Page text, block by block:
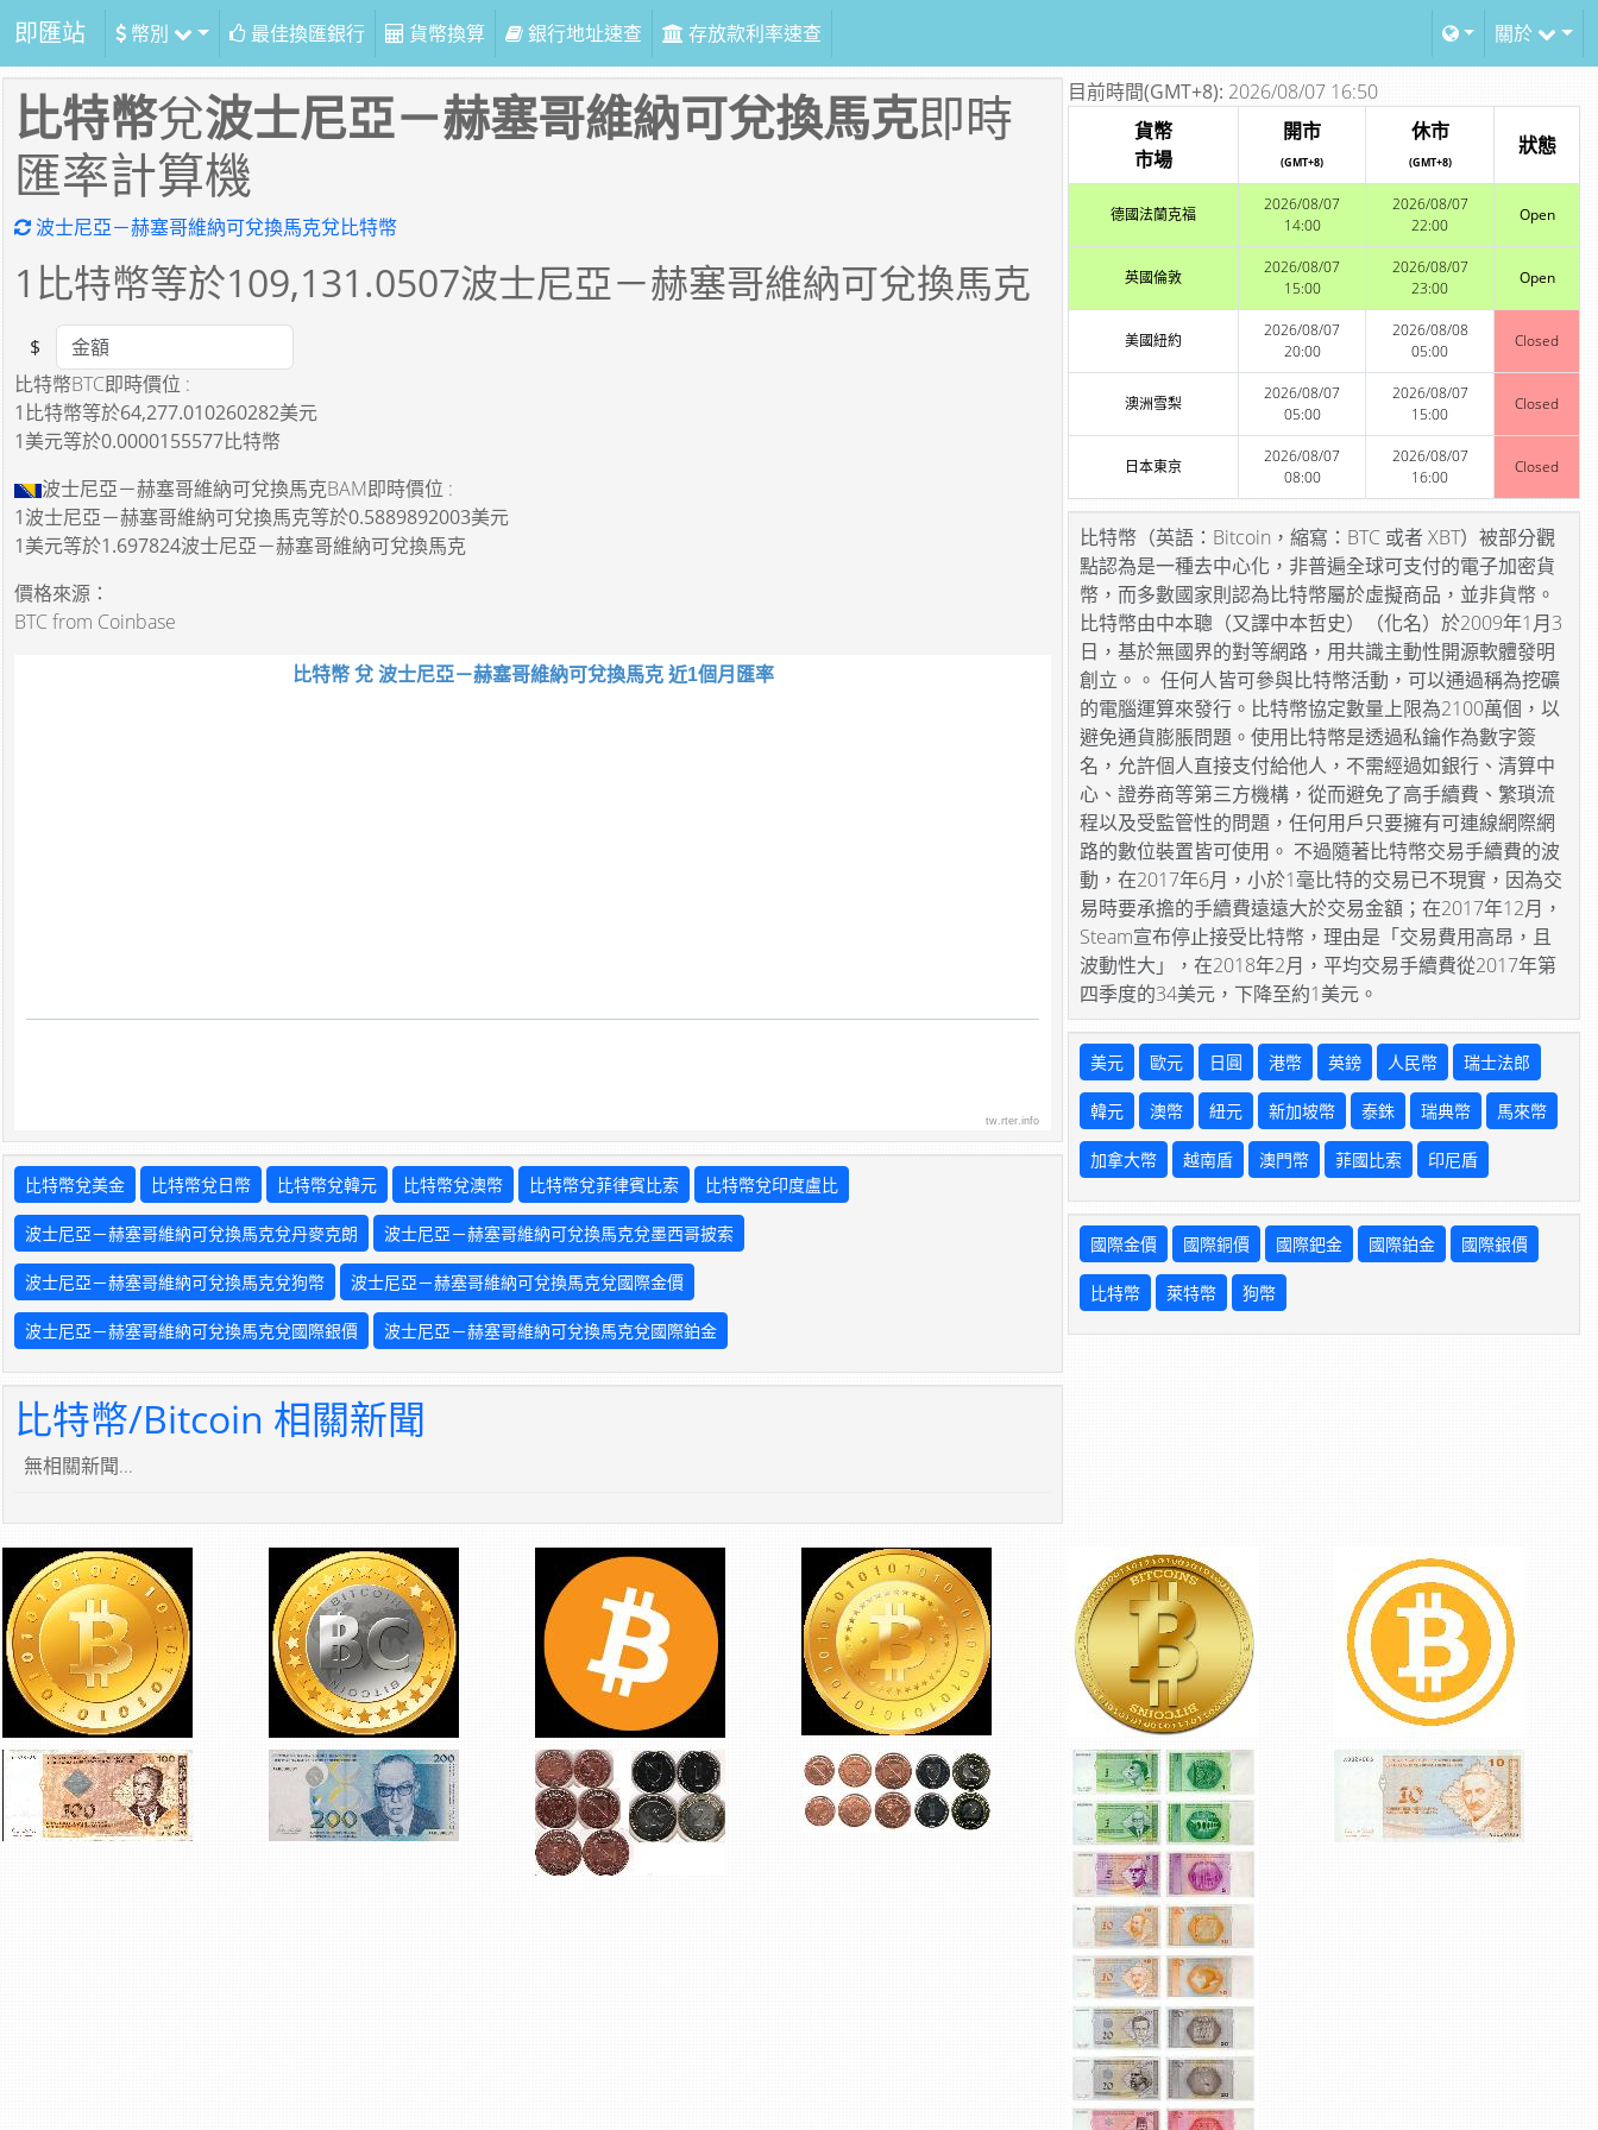
即匯站 幣別 最佳換匯銀行 貨幣換算 銀行地址速查 存放款利率速查 關於
比特幣兌波士尼亞－赫塞哥維納可兌換馬克即時
匯率計算機
波士尼亞－赫塞哥維納可兌換馬克兌比特幣
1 比特幣等於109,131.0507波士尼亞－赫塞哥維納可兌換馬克
Amount
$
比特幣BTC即時價位 :
1比特幣等於64,277.010260282美元
1美元等於0.0000155577比特幣
波士尼亞－赫塞哥維納可兌換馬克BAM即時價位 :
1波士尼亞－赫塞哥維納可兌換馬克等於0.5889892003美元
1美元等於1.697824波士尼亞－赫塞哥維納可兌換馬克
價格來源：
BTC from Coinbase
比特幣 兌 波士尼亞－赫塞哥維納可兌換馬克 近1個月匯率
tw.rter.info
比特幣兌美金 比特幣兌日幣 比特幣兌韓元 比特幣兌澳幣 比特幣兌菲律賓比索 比特幣兌印度盧比
波士尼亞－赫塞哥維納可兌換馬克兌丹麥克朗 波士尼亞－赫塞哥維納可兌換馬克兌墨西哥披索
波士尼亞－赫塞哥維納可兌換馬克兌狗幣 波士尼亞－赫塞哥維納可兌換馬克兌國際金價
波士尼亞－赫塞哥維納可兌換馬克兌國際銀價 波士尼亞－赫塞哥維納可兌換馬克兌國際鉑金
比特幣/Bitcoin 相關新聞
無相關新聞...
目前時間(GMT+8): 2026/08/07 16:50
貨幣
市場
開市
(GMT+8)
休市
(GMT+8)
狀態
德國法蘭克福
2026/08/07
14:00
2026/08/07
22:00
Open
英國倫敦
2026/08/07
15:00
2026/08/07
23:00
Open
美國紐約
2026/08/07
20:00
2026/08/08
05:00
Closed
澳洲雪梨
2026/08/07
05:00
2026/08/07
15:00
Closed
日本東京
2026/08/07
08:00
2026/08/07
16:00
Closed
比特幣（英語：Bitcoin，縮寫：BTC 或者 XBT）被部分觀
點認為是一種去中心化，非普遍全球可支付的電子加密貨
幣，而多數國家則認為比特幣屬於虛擬商品，並非貨幣。
比特幣由中本聰（又譯中本哲史）（化名）於2009年1月3
日，基於無國界的對等網路，用共識主動性開源軟體發明
創立。。 任何人皆可參與比特幣活動，可以通過稱為挖礦
的電腦運算來發行。比特幣協定數量上限為2100萬個，以
避免通貨膨脹問題。使用比特幣是透過私鑰作為數字簽
名，允許個人直接支付給他人，不需經過如銀行、清算中
心、證券商等第三方機構，從而避免了高手續費、繁瑣流
程以及受監管性的問題，任何用戶只要擁有可連線網際網
路的數位裝置皆可使用。 不過隨著比特幣交易手續費的波
動，在2017年6月，小於1毫比特的交易已不現實，因為交
易時要承擔的手續費遠遠大於交易金額；在2017年12月，
Steam宣布停止接受比特幣，理由是「交易費用高昂，且
波動性大」，在2018年2月，平均交易手續費從2017年第
四季度的34美元，下降至約1美元。
美元 歐元 日圓 港幣 英鎊 人民幣 瑞士法郎
韓元 澳幣 紐元 新加坡幣 泰銖 瑞典幣 馬來幣
加拿大幣 越南盾 澳門幣 菲國比索 印尼盾
國際金價 國際銅價 國際鈀金 國際鉑金 國際銀價
比特幣 萊特幣 狗幣